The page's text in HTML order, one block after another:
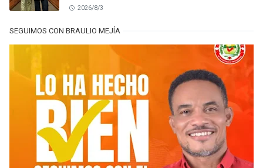
2026/8/3
SEGUIMOS CON BRAULIO MEJÍA